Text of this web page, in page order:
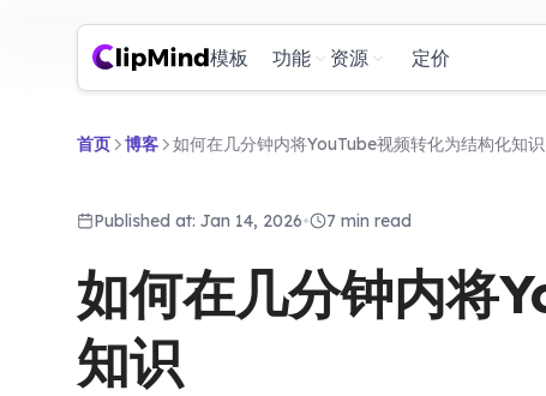
模板 功能 资源 定价
首页 博客 如何在几分钟内将YouTube视频转化为结构化知识
Published at: Jan 14, 2026• 7 min read
如何在几分钟内将
知识